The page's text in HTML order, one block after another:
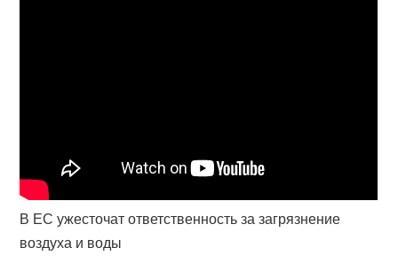
В ЕС ужесточат ответственность за загрязнение
воздуха и воды